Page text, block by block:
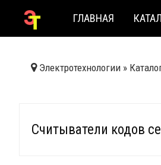
ГЛАВНАЯ
Электротехнологии »
Считыватели кодов